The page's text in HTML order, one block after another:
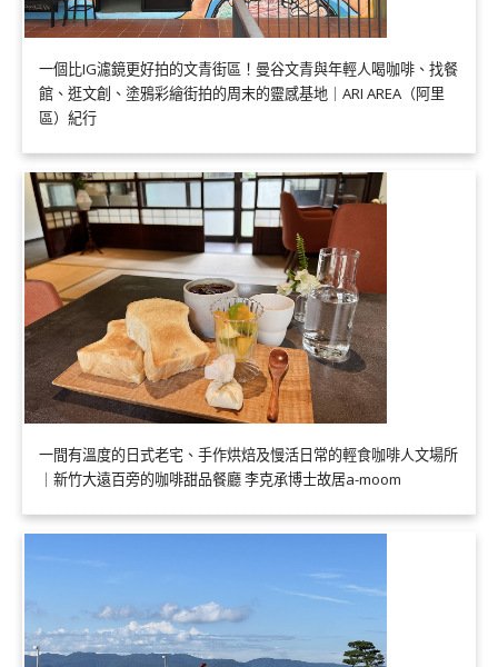
一個比IG濾鏡更好拍的文青街區！曼谷文青與年輕人喝咖啡、找餐
館、逛文創、塗鴉彩繪街拍的周末的靈感基地｜ARI AREA（阿里
區）紀行
一間有溫度的日式老宅、手作烘焙及慢活日常的輕食咖啡人文場所
｜新竹大遠百旁的咖啡甜品餐廳 李克承博士故居a-moom